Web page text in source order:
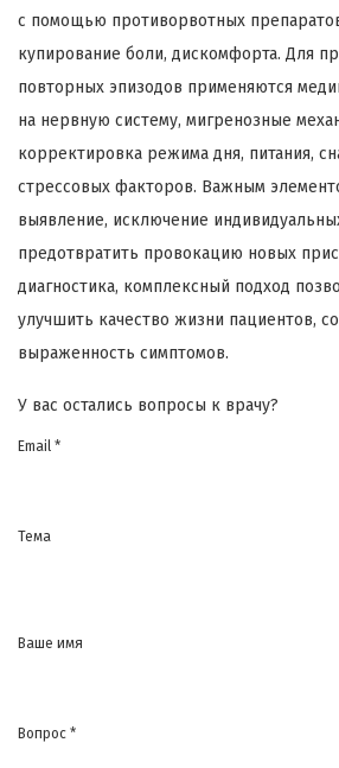
с помощью противорвотных
купирование боли, дискомфорта. Для
повторных эпизодов применяются
на нервную систему, мигренозные
корректировка режима дня, питания,
стрессовых факторов. Важным
выявление, исключение
предотвратить провокацию новых
диагностика, комплексный подход
улучшить качество жизни пациентов,
выраженность симптомов.
У вас остались вопросы к врачу?
Email *
Тема
Ваше имя
Вопрос *